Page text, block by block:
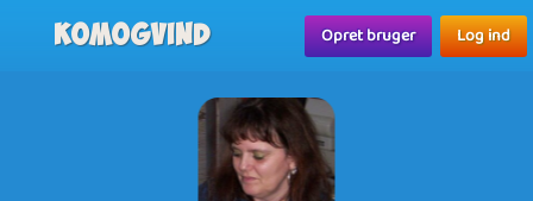
Komogvind Opret bruger Log ind